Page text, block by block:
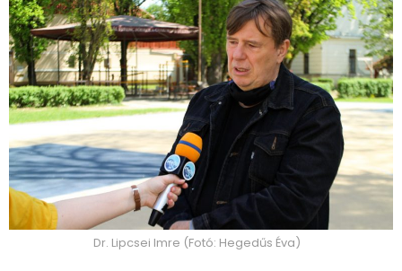
Dr. Lipcsei Imre (Fotó: Hegedűs Éva)